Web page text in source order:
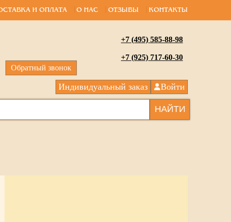
И ОПЛАТА О НАС ОТЗЫВЫ КОНТАКТЫ
+7 (495) 585-88-98
+7 (925) 717-60-30
Индивидуальный заказ Войти
Обратный звонок
НАЙТИ